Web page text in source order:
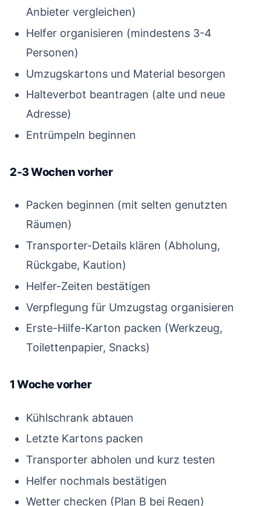
Anbieter vergleichen)
Helfer organisieren (mindestens 3-4
Personen)
Umzugskartons und Material besorgen
Halteverbot beantragen (alte und neue
Adresse)
Entrümpeln beginnen
2-3 Wochen vorher
Packen beginnen (mit selten genutzten
Räumen)
Transporter-Details klären (Abholung,
Rückgabe, Kaution)
Helfer-Zeiten bestätigen
Verpflegung für Umzugstag organisieren
Erste-Hilfe-Karton packen (Werkzeug,
Toilettenpapier, Snacks)
1 Woche vorher
Kühlschrank abtauen
Letzte Kartons packen
Transporter abholen und kurz testen
Helfer nochmals bestätigen
Wetter checken (Plan B bei Regen)